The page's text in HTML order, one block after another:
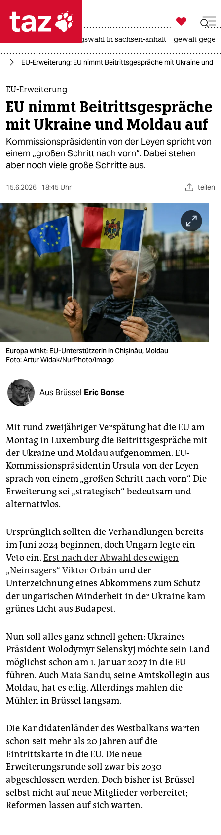
 taz zahl ich
taz zahl ich
themen
politik
öko
gesellschaft
sport
berlin
nord
wahrheit
verlag
verlag
veranstaltungen
shop
fragen & hilfe
unterstützen
abo
genossenschaft
epaper login

taz zahl ich
landtagswahl in sachsen-anhalt gewalt
EU-Erweiterung: EU nimmt Beitrittsgespräche mit Ukraine und
EU-Erweiterung
EU nimmt Beitrittsgespräche
mit Ukraine und Moldau auf
Kommissionspräsidentin von der Leyen spricht von
einem „großen Schritt nach vorn“. Dabei stehen
aber noch viele große Schritte aus.
15.6.2026 18:45 Uhr teilen
Europa winkt: EU-Unterstützerin in Chișinău, Moldau
Foto: Artur Widak/NurPhoto/imago
Aus Brüssel Eric Bonse
Mit rund zweijähriger Verspätung hat die EU am
Montag in Luxemburg die Beitrittsgespräche mit
der Ukraine und Moldau aufgenommen. EU-
Kommissionspräsidentin Ursula von der Leyen
sprach von einem „großen Schritt nach vorn“. Die
Erweiterung sei „strategisch“ bedeutsam und
alternativlos.
Ursprünglich sollten die Verhandlungen bereits
im Juni 2024 beginnen, doch Ungarn legte ein
Veto ein. Erst nach der Abwahl des ewigen
„Neinsagers“ Viktor Orbán und der
Unterzeichnung eines Abkommens zum Schutz
der ungarischen Minderheit in der Ukraine kam
grünes Licht aus Budapest.
Nun soll alles ganz schnell gehen: Ukraines
Präsident Wolodymyr Selenskyj möchte sein Land
möglichst schon am 1. Januar 2027 in die EU
führen. AuchMaia Sandu, seine Amtskollegin aus
Moldau, hat es eilig. Allerdings mahlen die
Mühlen in Brüssel langsam.
Die Kandidatenländer des Westbalkans warten
schon seit mehr als 20 Jahren auf die
Eintrittskarte in die EU. Die neue
Erweiterungsrunde soll zwar bis 2030
abgeschlossen werden. Doch bisher ist Brüssel
selbst nicht auf neue Mitglieder vorbereitet;
Reformen lassen auf sich warten.